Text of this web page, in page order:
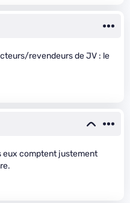
revendeurs de JV : le
eux comptent justement